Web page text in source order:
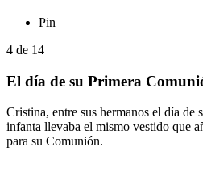
Pin
4 de 14
El día de su Primera
Cristina, entre sus hermanos el día de
infanta llevaba el mismo vestido que
para su Comunión.